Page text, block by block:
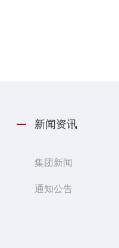
新闻资讯
集团新闻
通知公告